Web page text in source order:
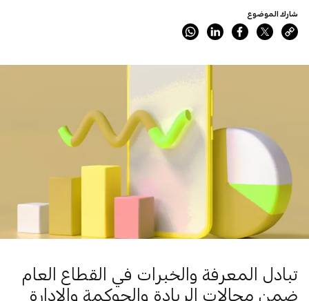
تبادل المعرفة والخبرات في القطاع العام
ضمن مجالات الريادة والحوكمة والإدارة
شارك الموضوع